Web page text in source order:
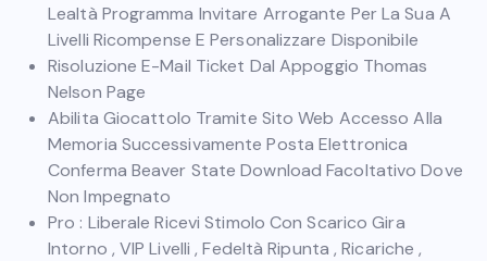
Lealtà Programma Invitare Arrogante Per La Sua A
Livelli Ricompense E Personalizzare Disponibile
Risoluzione E-Mail Ticket Dal Appoggio Thomas
Nelson Page
Abilita Giocattolo Tramite Sito Web Accesso Alla
Memoria Successivamente Posta Elettronica
Conferma Beaver State Download Facoltativo Dove
Non Impegnato
Pro : Liberale Ricevi Stimolo Con Scarico Gira
Intorno , VIP Livelli , Fedeltà Ripunta , Ricariche ,